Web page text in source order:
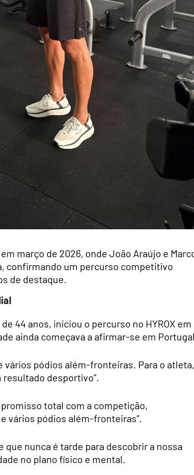
março de 2026, onde João Araújo e
confirmando um percurso competitivo
de destaque.
44 anos, iniciou o percurso no HYROX em
ainda começava a afirmar-se em
vários pódios além-fronteiras. Para o atleta,
desportivo”.
total com a competição,
vários pódios além-fronteiras”.
que nunca é tarde para descobrir a nossa
no plano físico e mental.